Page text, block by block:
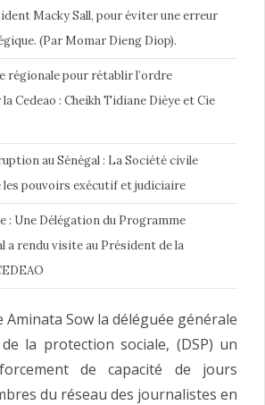
Macky Sall, pour éviter une erreur
(Par Momar Dieng Diop).
régionale pour rétablir l’ordre
Cedeao : Cheikh Tidiane Dièye et Cie
au Sénégal : La Société civile
les pouvoirs exécutif et judiciaire
: Une Délégation du Programme
a rendu visite au Président de la
Sow la déléguée générale
la protection sociale, (DSP) un
de capacité de jours
du réseau des journalistes en